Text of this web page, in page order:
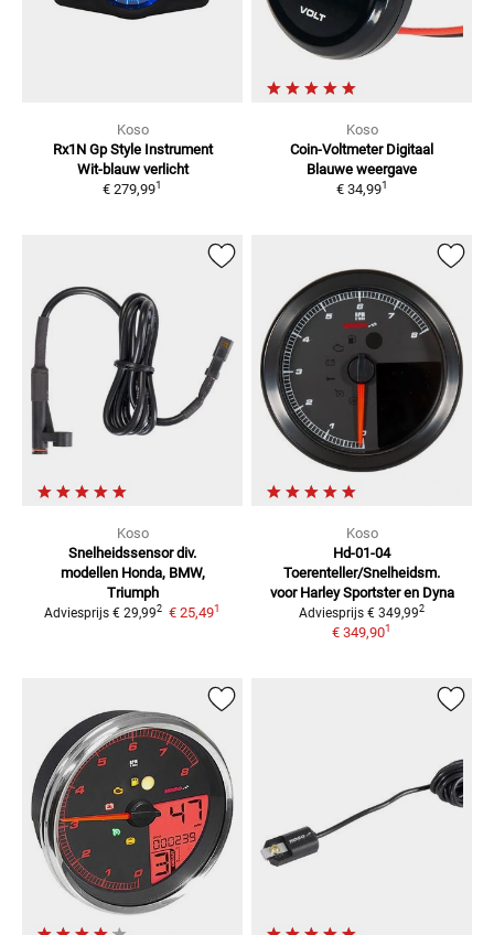
Koso
Rx1N Gp Style Instrument
Wit-blauw verlicht
€ 279,991
Koso
Coin-Voltmeter Digitaal
Blauwe weergave
€ 34,991
Koso
Snelheidssensor div.
modellen Honda, BMW,
Triumph
Adviesprijs € 29,992 € 25,491
Koso
Hd-01-04
Toerenteller/Snelheidsm.
voor Harley Sportster en Dyna
Adviesprijs € 349,992
€ 349,901